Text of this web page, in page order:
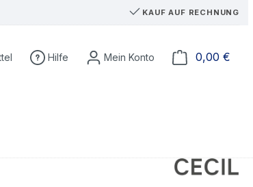
KAUF AUF RECHNUNG
auf dem Merkzettel
Hilfe 0,00 €